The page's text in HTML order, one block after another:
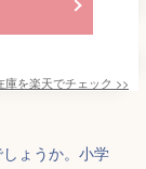
庫を楽天でチェック >>
ょうか。小学